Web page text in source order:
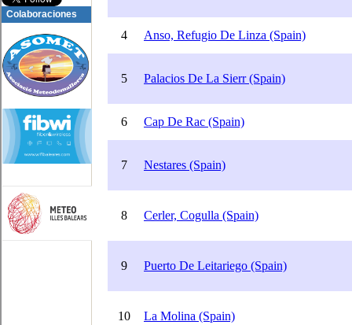
Colaboraciones